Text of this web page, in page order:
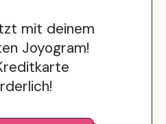
mit deinem
Joyogram!